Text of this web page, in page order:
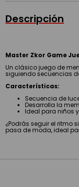
Descripción
Master Zkor Game
Un clásico juego de
siguiendo secuencias
Características:
Secuencia de
Desarrolla la
Ideal para niños
¿Podrás seguir el ritmo
pasa de moda, ideal